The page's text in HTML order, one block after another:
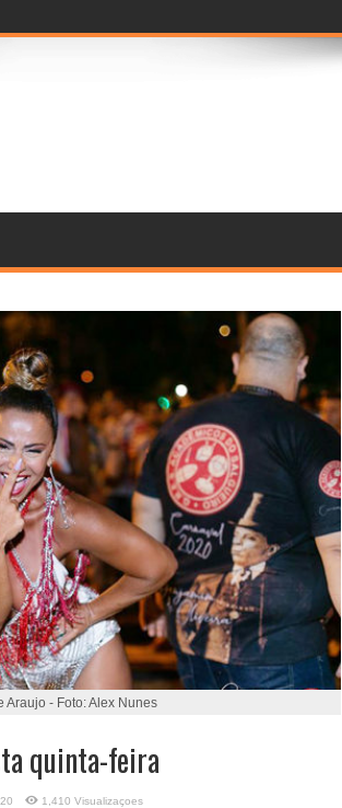
Ca
Araujo - Foto: Alex Nunes
quinta-feira
1,410 Visualizaçoes